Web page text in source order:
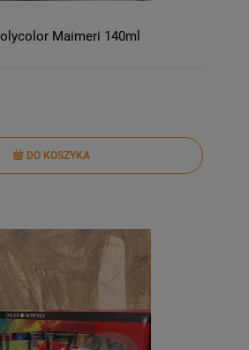
Maimeri 140ml
DO KOSZYKA